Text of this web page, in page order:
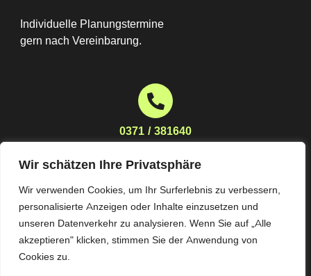
Wir schätzen Ihre Privatsphäre
Wir verwenden Cookies, um Ihr Surferlebnis zu verbessern,
personalisierte Anzeigen oder Inhalte einzusetzen und
unseren Datenverkehr zu analysieren. Wenn Sie auf „Alle
akzeptieren" klicken, stimmen Sie der Anwendung von
Cookies zu.
Individuelle Planungstermine
gern nach Vereinbarung.
0371 / 381640
planung@moebelhaus-stoeckert.de